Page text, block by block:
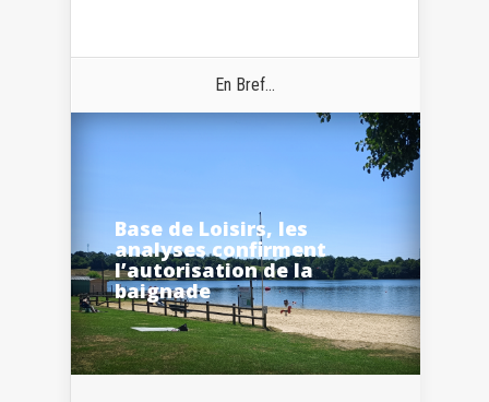
En Bref...
Base de Loisirs, les
analyses confirment
l’autorisation de la
baignade